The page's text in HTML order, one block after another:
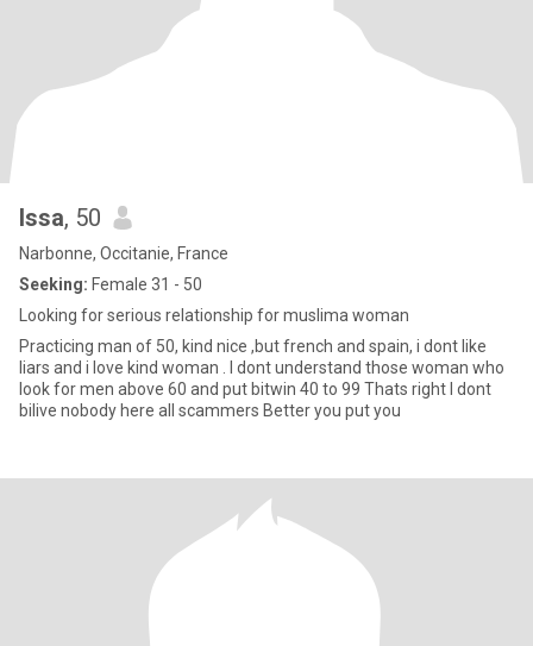
Issa, 50
Narbonne, Occitanie, France
Seeking: Female 31 - 50
Looking for serious relationship for muslima woman
Practicing man of 50, kind nice ,but french and spain, i dont like
liars and i love kind woman . I dont understand those woman who
look for men above 60 and put bitwin 40 to 99 Thats right I dont
bilive nobody here all scammers Better you put you